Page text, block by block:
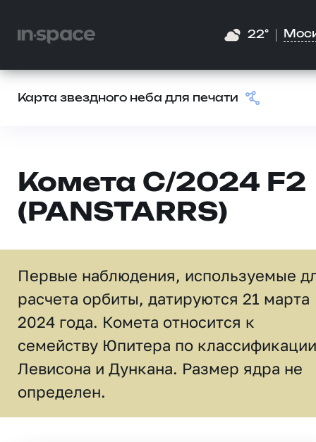
22°
Карта звездного неба для печати
Комета C/2024 F2
(PANSTARRS)
Первые наблюдения, используемые
расчета орбиты, датируются 21 марта
2024 года. Комета относится к
семейству Юпитера по классификации
Левисона и Дункана. Размер ядра не
определен.